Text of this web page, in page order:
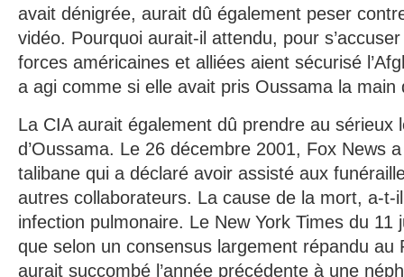
avait dénigrée, aurait dû également peser
vidéo. Pourquoi aurait-il attendu, pour
forces américaines et alliées aient sécurisé
a agi comme si elle avait pris Oussama la main
La CIA aurait également dû prendre au sérieux
d’Oussama. Le 26 décembre 2001, Fox News
talibane qui a déclaré avoir assisté aux
autres collaborateurs. La cause de la mort, a-
infection pulmonaire. Le New York Times du 11
que selon un consensus largement répandu au
aurait succombé l’année précédente à une